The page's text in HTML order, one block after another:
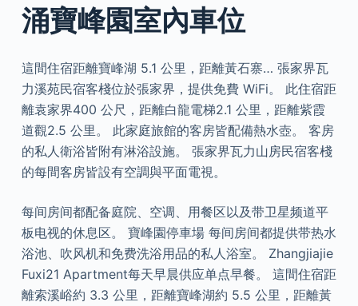
涌寶峰園室內車位
這間住宿距離寶峰湖 5.1 公里，距離黃石寨… 張家界瓦
力溪苑民宿客棧位於張家界，提供免費 WiFi。 此住宿距
離袁家界400 公尺，距離白龍電梯2.1 公里，距離紫霞
道觀2.5 公里。 此家庭旅館的客房皆配備熱水壺。 客房
的私人衛浴皆附有淋浴設施。 張家界瓦力山房民宿客棧
的每間客房皆設有空調與平面電視。
每间房间都配备庭院、空调、用餐区以及带卫星频道平
板电视的休息区。 寶峰園停車場 每间房间都提供带热水
浴池、吹风机和免费洗浴用品的私人浴室。 Zhangjiajie
Fuxi21 Apartment每天早晨供应单点早餐。 這間住宿距
離索溪峪約 3.3 公里，距離寶峰湖約 5.5 公里，距離黃